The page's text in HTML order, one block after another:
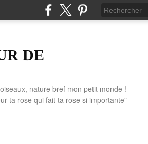
DE
nature bref mon petit monde !
ta rose qui fait ta rose si importante"